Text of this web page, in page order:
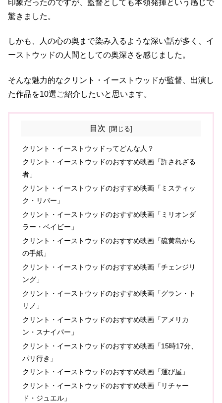
印象だったのですが、監督としても本領発揮という感じで
驚きました。
しかも、人の心の奥まで染み入るような深い話が多く、イ
ーストウッドの人間としての奥深さを感じました。
そんな魅力的なクリント・イーストウッドが監督、出演し
た作品を10選ご紹介したいと思います。
目次
クリント・イーストウッドってどんな人？
クリント・イーストウッドのおすすめ映画「許されざる
者」
クリント・イーストウッドのおすすめ映画「ミスティッ
ク・リバー」
クリント・イーストウッドのおすすめ映画「ミリオンダ
ラー・ベイビー」
クリント・イーストウッドのおすすめ映画「硫黄島から
の手紙」
クリント・イーストウッドのおすすめ映画「チェンジリ
ング」
クリント・イーストウッドのおすすめ映画「グラン・ト
リノ」
クリント・イーストウッドのおすすめ映画「アメリカ
ン・スナイパー」
クリント・イーストウッドのおすすめ映画「15時17分、
パリ行き」
クリント・イーストウッドのおすすめ映画「運び屋」
クリント・イーストウッドのおすすめ映画「リチャー
ド・ジュエル」